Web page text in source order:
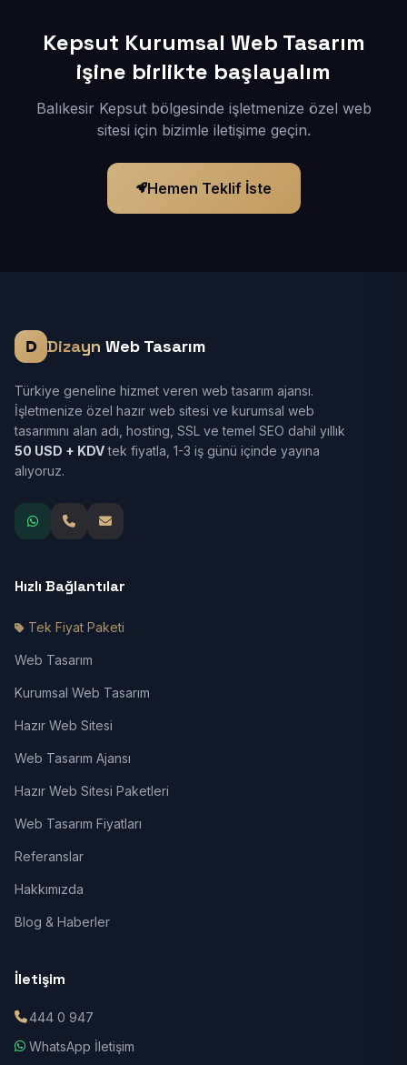
Kepsut Kurumsal Web Tasarım
işine birlikte başlayalım
Balıkesir Kepsut bölgesinde işletmenize özel web
sitesi için bizimle iletişime geçin.
Hemen Teklif İste
Dizayn Web Tasarım
Türkiye geneline hizmet veren web tasarım ajansı.
İşletmenize özel hazır web sitesi ve kurumsal web
tasarımını alan adı, hosting, SSL ve temel SEO dahil yıllık
50 USD + KDVtek fiyatla, 1-3 iş günü içinde yayına
alıyoruz.
Hızlı Bağlantılar
Tek Fiyat Paketi
Web Tasarım
Kurumsal Web Tasarım
Hazır Web Sitesi
Web Tasarım Ajansı
Hazır Web Sitesi Paketleri
Web Tasarım Fiyatları
Referanslar
Hakkımızda
Blog & Haberler
İletişim
444 0 947
WhatsApp İletişim